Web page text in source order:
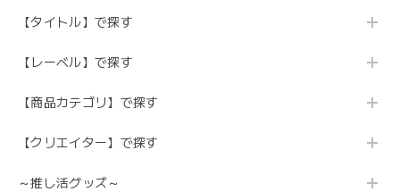
【タイトル】で探す
【レーベル】で探す
【商品カテゴリ】で探す
【クリエイター】で探す
～推し活グッズ～